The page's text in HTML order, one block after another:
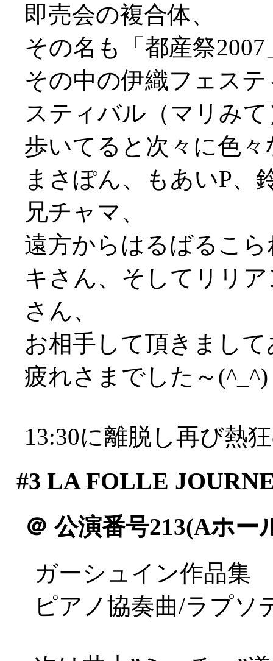
即売会の複合体、
その名も「都産祭2007
その中の伊織フェス
スティバル（マリみ
歩いてると次々に色
まさぽん、もあいP、
兄チャマ、
遠方からはるばるこ
キさん、そしてリリ
さん、
お相手して頂きまし
疲れさまでした～(^_^)
13:30に離脱し再び熱
#3 LA FOLLE
＠ 公演番号213(Aホー
ガーシュイン作品集
ピアノ協奏曲/ラプソ